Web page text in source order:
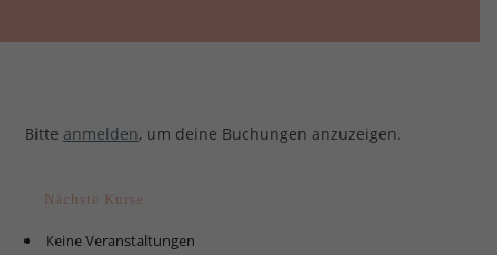
Bitte anmelden, um deine Buchungen anzuzeigen.
Nächste Kurse
Keine Veranstaltungen